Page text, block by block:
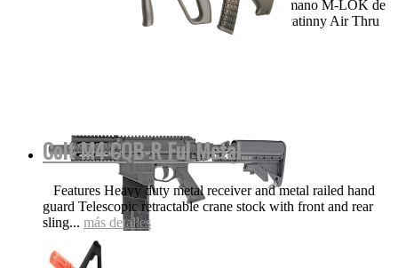
VIDEO Funciones y detalles Protector de mano M-LOK de
aluminio ligero de 8.25 pulgadas con riel Picatinny Air Thru
Colt M4 CQB-R Ful Metal...
Features Heavy duty metal receiver and metal railed hand
guard Telescopic retractable crane stock with front and rear
sling... más detalles